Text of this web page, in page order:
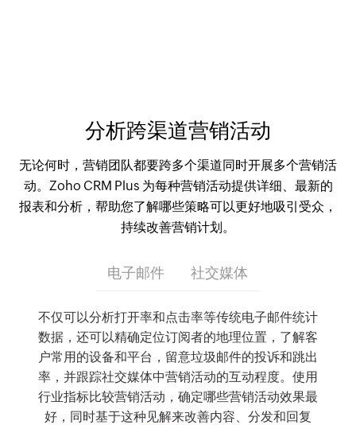
分析跨渠道营销活动
无论何时，营销团队都要跨多个渠道同时开展多个营销活
动。Zoho CRM Plus 为每种营销活动提供详细、最新的
报表和分析，帮助您了解哪些策略可以更好地吸引受众，
持续改善营销计划。
电子邮件 社交媒体
不仅可以分析打开率和点击率等传统电子邮件统计
数据，还可以精确定位订阅者的地理位置，了解客
户常用的设备和平台，留意垃圾邮件的投诉和跳出
率，并跟踪社交媒体中营销活动的互动程度。使用
行业指标比较营销活动，确定哪些营销活动效果最
好，同时基于这种见解来改善内容、分发和回复